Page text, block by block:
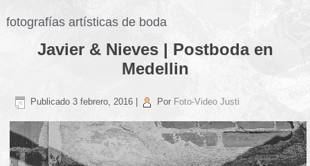
fotografías artísticas de boda
Javier & Nieves | Postboda en
Medellin
Publicado 3 febrero, 2016 Por Foto-Video Justi